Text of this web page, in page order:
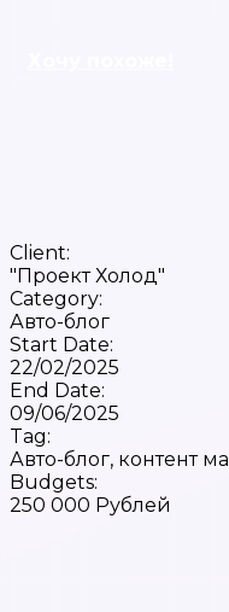
Client:
"Проект Холод"
Category:
Авто-блог
Start Date:
22/02/2025
End Date:
09/06/2025
Tag:
Авто-блог, контент
Budgets:
250 000 Рублей